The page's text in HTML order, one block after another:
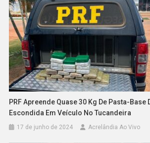
PRF Apreende Quase 30 Kg De Pasta-Base
Escondida Em Veículo No Tucandeira
17 de junho de 2024 Acrelândia Ao Vivo